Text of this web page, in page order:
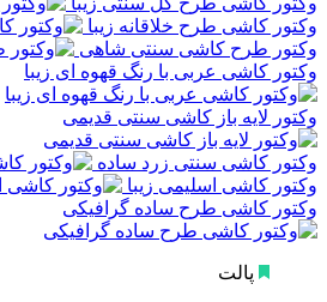
وکتور کاشی طرح خلاقانه زیبا
وکتور طرح کاشی سنتی شاهی
وکتور کاشی عربی با رنگ قهوه ای زیبا
وکتور لایه باز کاشی سنتی قدیمی
وکتور کاشی سنتی زرد ساده
وکتور کاشی اسلیمی زیبا
وکتور کاشی طرح ساده گرافیکی
پالت